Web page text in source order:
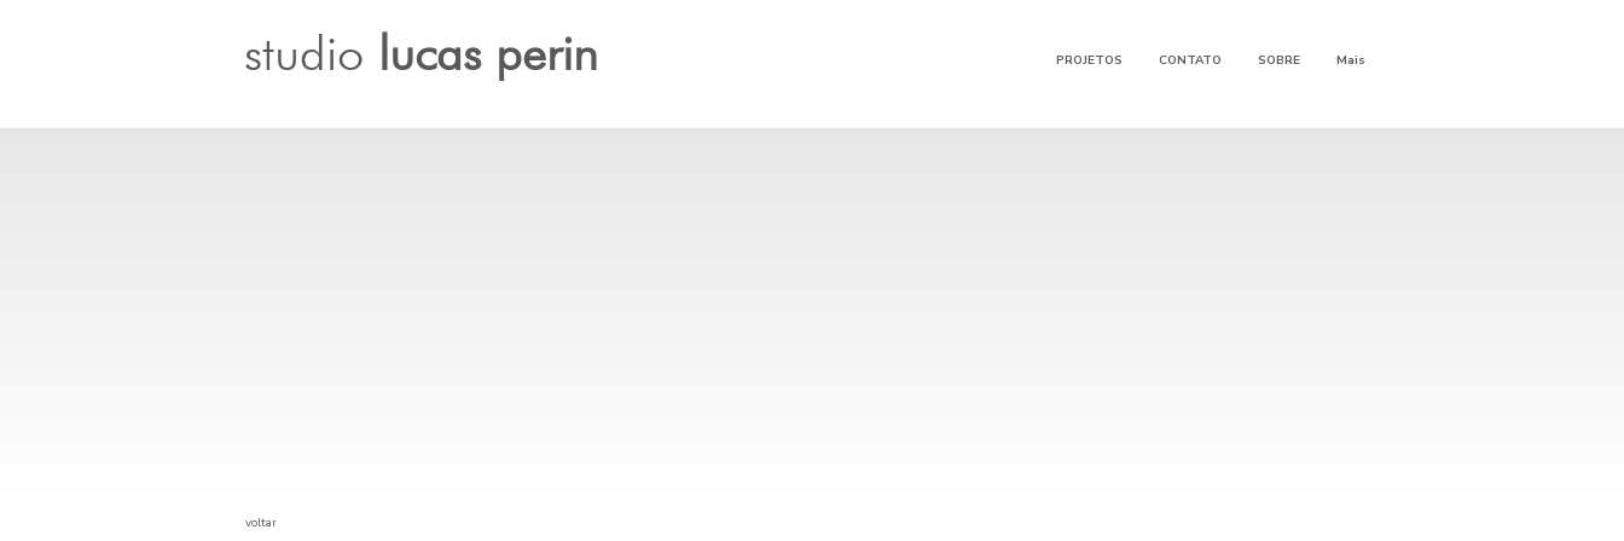
studio lucas perin PROJETOS CONTATO SOBRE Mais
voltar